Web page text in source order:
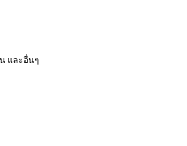
และอื่นๆ